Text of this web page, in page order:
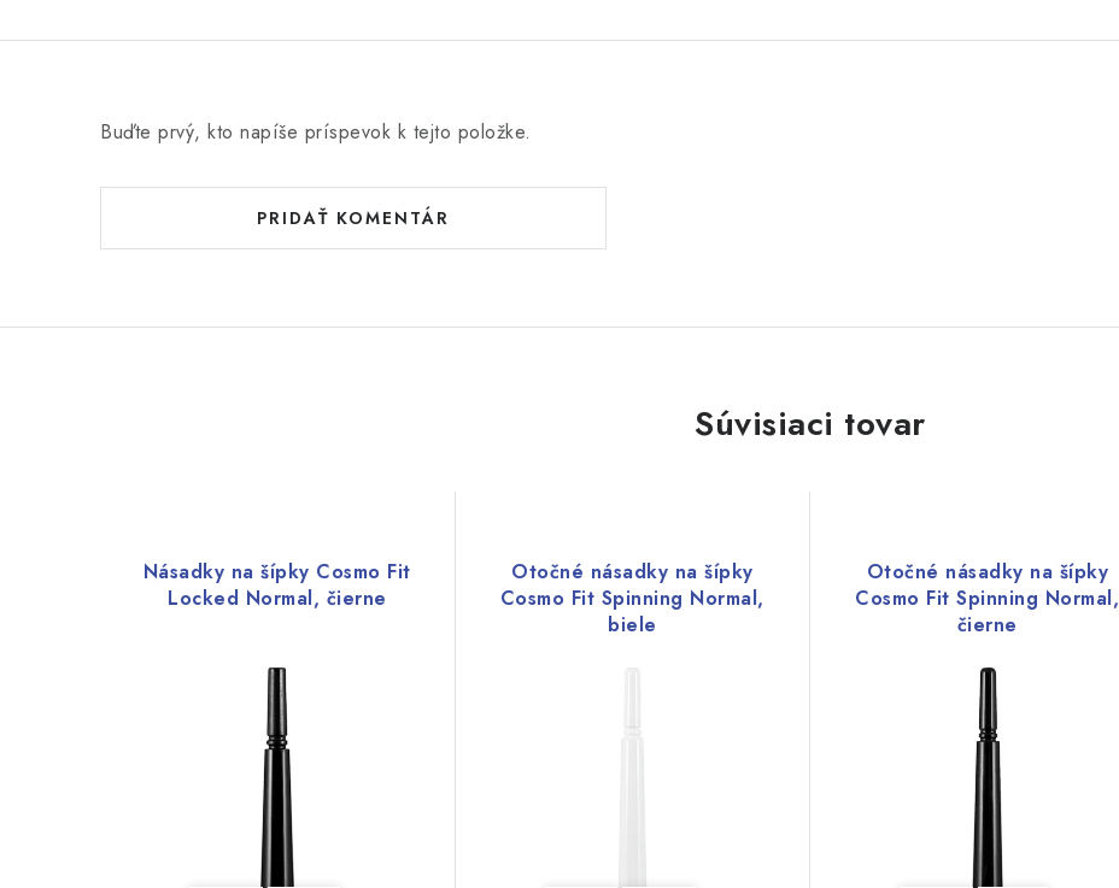
Buďte prvý, kto napíše príspevok k tejto položke.
PRIDAŤ KOMENTÁR
Súvisiaci tovar
Násadky na šípky Cosmo Fit
Locked Normal, čierne
Otočné násadky na šípky
Cosmo Fit Spinning Normal,
biele
Otočné násadky na šípky
Cosmo Fit Spinning Normal,
čierne